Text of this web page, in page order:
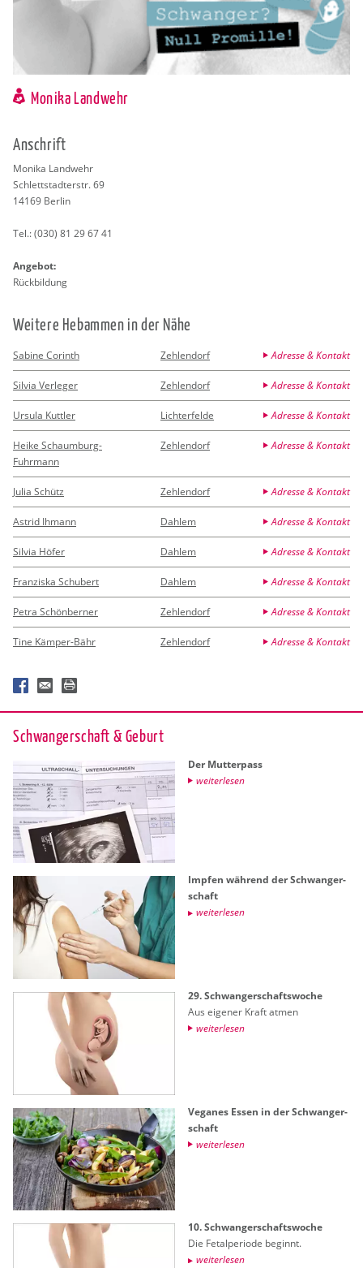
Monika Landwehr
An­schrift
Mo­ni­ka Land­wehr
Schlett­stadt­er­str. 69
14169 Ber­lin
Tel.:(030) 81 29 67 41
An­ge­bot:
Rück­bil­dung
Wei­te­re Heb­am­men in der Nähe
Sabine Corinth Zehlendorf Adresse & Kontakt
Silvia Verleger Zehlendorf Adresse & Kontakt
Ursula Kuttler Lichterfelde Adresse & Kontakt
Heike Schaumburg-
Fuhrmann
Zehlendorf Adresse & Kontakt
Julia Schütz Zehlendorf Adresse & Kontakt
Astrid Ihmann Dahlem Adresse & Kontakt
Silvia Höfer Dahlem Adresse & Kontakt
Franziska Schubert Dahlem Adresse & Kontakt
Petra Schönberner Zehlendorf Adresse & Kontakt
Tine Kämper-Bähr Zehlendorf Adresse & Kontakt
Schwan­ger­schaft & Ge­burt
Der Mut­ter­pass
wei­ter­le­sen
Imp­fen wäh­rend der Schwan­ger­
schaft
wei­ter­le­sen
29. Schwan­ger­schafts­wo­che
Aus ei­ge­ner Kraft atmen
wei­ter­le­sen
Ve­ga­nes Essen in der Schwan­ger­
schaft
wei­ter­le­sen
10. Schwan­ger­schafts­wo­che
Die Fe­tal­pe­ri­ode be­ginnt.
wei­ter­le­sen